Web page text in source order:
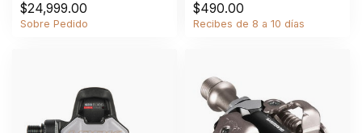
$24,999.00
Sobre Pedido
$490.00
Recibes de 8 a 10 días